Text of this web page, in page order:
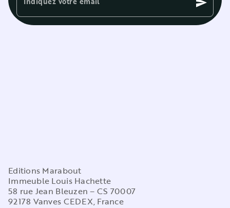
Editions Marabout
Immeuble Louis Hachette
58 rue Jean Bleuzen – CS 70007
92178 Vanves CEDEX, France